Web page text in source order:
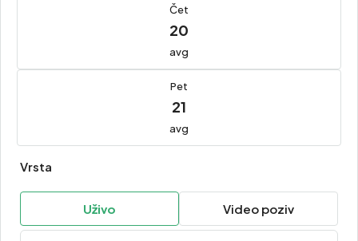
Čet
20
avg
Pet
21
avg
Vrsta
Uživo Video poziv